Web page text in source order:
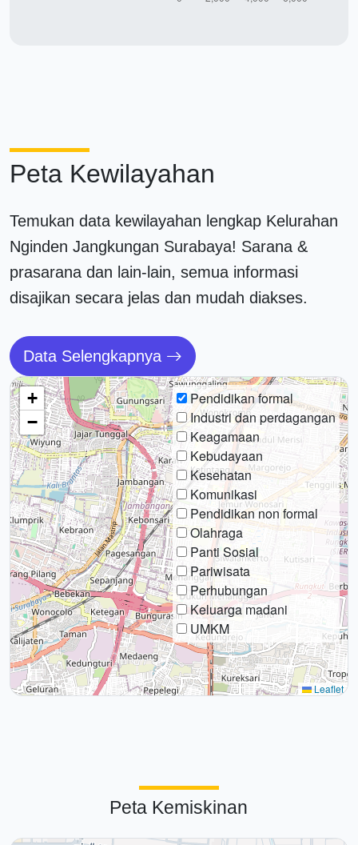
Peta Kewilayahan
Temukan data kewilayahan lengkap Kelurahan
Nginden Jangkungan Surabaya! Sarana &
prasarana dan lain-lain, semua informasi
disajikan secara jelas dan mudah diakses.
Data Selengkapnya
Pendidikan formal
Industri dan perdagangan
Keagamaan
Kebudayaan
Kesehatan
Komunikasi
Pendidikan non formal
Olahraga
Panti Sosial
Pariwisata
Perhubungan
Keluarga madani
UMKM
+
−
Leaflet
Peta Kemiskinan